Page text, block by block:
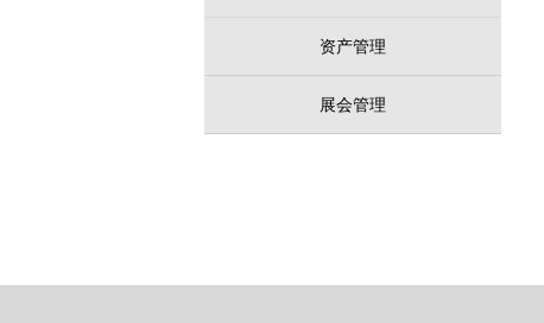
资产管理
展会管理